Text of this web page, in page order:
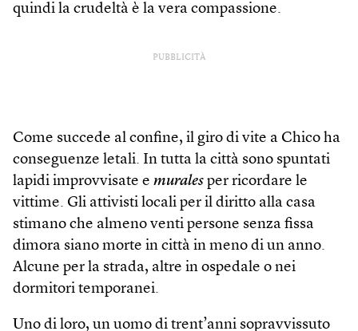
quindi la crudeltà è la vera compassione.
PUBBLICITÀ
Come succede al confine, il giro di vite a Chico ha
conseguenze letali. In tutta la città sono spuntati
lapidi improvvisate e murales per ricordare le
vittime. Gli attivisti locali per il diritto alla casa
stimano che almeno venti persone senza fissa
dimora siano morte in città in meno di un anno.
Alcune per la strada, altre in ospedale o nei
dormitori temporanei.
Uno di loro, un uomo di trent’anni sopravvissuto